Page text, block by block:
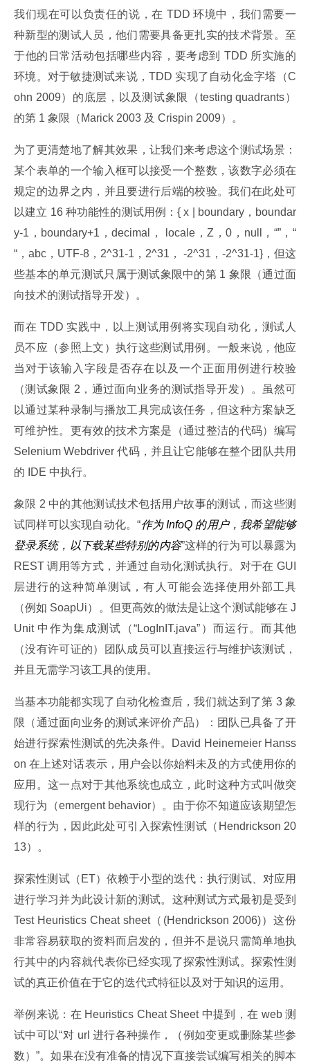
我们现在可以负责任的说，在 TDD 环境中，我们需要一
种新型的测试人员，他们需要具备更扎实的技术背景。至
于他的日常活动包括哪些内容，要考虑到 TDD 所实施的
环境。对于敏捷测试来说，TDD 实现了自动化金字塔（C
ohn 2009）的底层，以及测试象限（testing quadrants）
的第 1 象限（Marick 2003 及 Crispin 2009）。
为了更清楚地了解其效果，让我们来考虑这个测试场景：
某个表单的一个输入框可以接受一个整数，该数字必须在
规定的边界之内，并且要进行后端的校验。我们在此处可
以建立 16 种功能性的测试用例：{ x | boundary，boundar
y-1，boundary+1，decimal， locale，Z，0，null，“”，“
“，abc，UTF-8，2^31-1，2^31， -2^31，-2^31-1}，但这
些基本的单元测试只属于测试象限中的第 1 象限（通过面
向技术的测试指导开发）。
而在 TDD 实践中，以上测试用例将实现自动化，测试人
员不应（参照上文）执行这些测试用例。一般来说，他应
当对于该输入字段是否存在以及一个正面用例进行校验
（测试象限 2，通过面向业务的测试指导开发）。虽然可
以通过某种录制与播放工具完成该任务，但这种方案缺乏
可维护性。更有效的技术方案是（通过整洁的代码）编写
Selenium Webdriver 代码，并且让它能够在整个团队共用
的 IDE 中执行。
象限 2 中的其他测试技术包括用户故事的测试，而这些测
试同样可以实现自动化。“作为 InfoQ 的用户，我希望能够
登录系统，以下载某些特别的内容”这样的行为可以暴露为
REST 调用等方式，并通过自动化测试执行。对于在 GUI
层进行的这种简单测试，有人可能会选择使用外部工具
（例如 SoapUi）。但更高效的做法是让这个测试能够在 J
Unit 中作为集成测试（“LogInIT.java”）而运行。而其他
（没有许可证的）团队成员可以直接运行与维护该测试，
并且无需学习该工具的使用。
当基本功能都实现了自动化检查后，我们就达到了第 3 象
限（通过面向业务的测试来评价产品）：团队已具备了开
始进行探索性测试的先决条件。David Heinemeier Hanss
on 在上述对话表示，用户会以你始料未及的方式使用你的
应用。这一点对于其他系统也成立，此时这种方式叫做突
现行为（emergent behavior）。由于你不知道应该期望怎
样的行为，因此此处可引入探索性测试（Hendrickson 20
13）。
探索性测试（ET）依赖于小型的迭代：执行测试、对应用
进行学习并为此设计新的测试。这种测试方式最初是受到
Test Heuristics Cheat sheet（(Hendrickson 2006)）这份
非常容易获取的资料而启发的，但并不是说只需简单地执
行其中的内容就代表你已经实现了探索性测试。探索性测
试的真正价值在于它的迭代式特征以及对于知识的运用。
举例来说：在 Heuristics Cheat Sheet 中提到，在 web 测
试中可以“对 url 进行各种操作，（例如变更或删除某些参
数）”。如果在没有准备的情况下直接尝试编写相关的脚本